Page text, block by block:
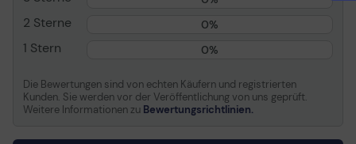
Anschlüsse,
Allgemein
2 Sterne 0%
1 Stern 0%
Die Bewertungen sind von echten Käufern und registrierten
Kunden. Sie werden vor der Veröffentlichung von uns geprüft.
Weitere Informationen zu Bewertungsrichtlinien.